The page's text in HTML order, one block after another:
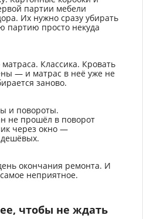
партии мебели
Их нужно сразу убирать
просто некуда
Классика. Кровать
— и матрас в неё уже не
заново.
и повороты.
не прошёл в поворот
через окно —
дешёвых.
окончания ремонта. И
неприятное.
чтобы не ждать